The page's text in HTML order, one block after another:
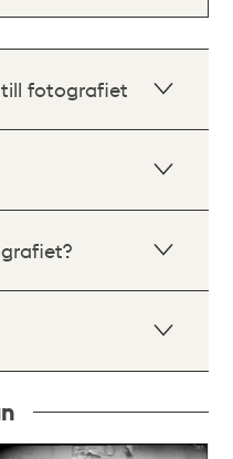
till fotografiet